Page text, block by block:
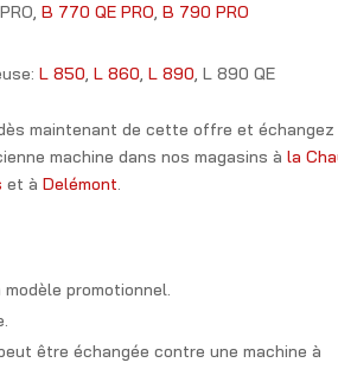
B 770 QE PRO, B 790 PRO
L 850, L 860, L 890, L 890 QE
maintenant de cette offre et échangez
machine dans nos magasins à la
et à Delémont.
promotionnel.
être échangée contre une machine à